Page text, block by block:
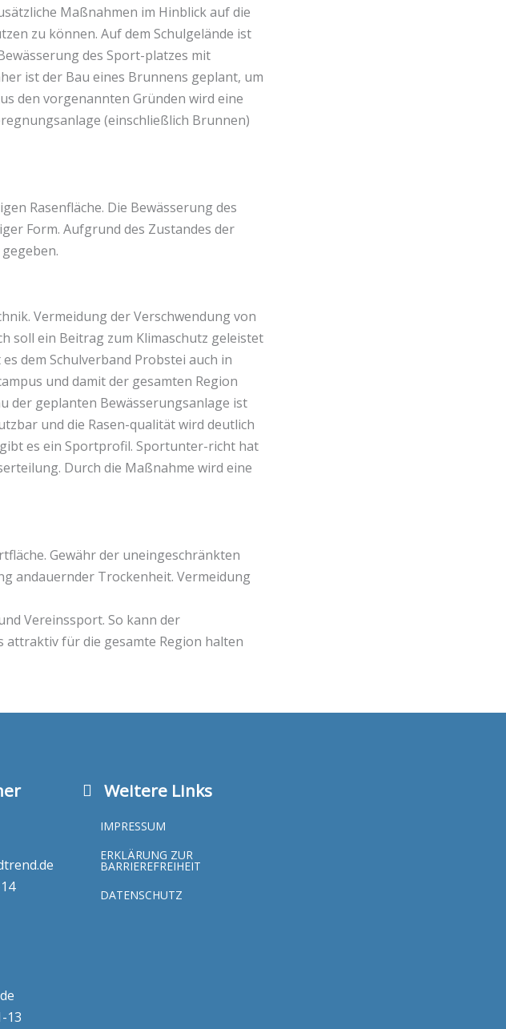
Maßnahmen im Hinblick auf die
zu können. Auf dem Schulgelände ist
des Sport-platzes mit
ist der Bau eines Brunnens geplant, um
den vorgenannten Gründen wird eine
(einschließlich Brunnen)
Rasenfläche. Die Bewässerung des
Form. Aufgrund des Zustandes der
Vermeidung der Verschwendung von
soll ein Beitrag zum Klimaschutz geleistet
dem Schulverband Probstei auch in
und damit der gesamten Region
der geplanten Bewässerungsanlage ist
und die Rasen-qualität wird deutlich
es ein Sportprofil. Sportunter-richt hat
Durch die Maßnahme wird eine
Gewähr der uneingeschränkten
andauernder Trockenheit. Vermeidung
Vereinssport. So kann der
attraktiv für die gesamte Region halten
13
Weitere Links
IMPRESSUM
ERKLÄRUNG ZUR
BARRIEREFREIHEIT
DATENSCHUTZ